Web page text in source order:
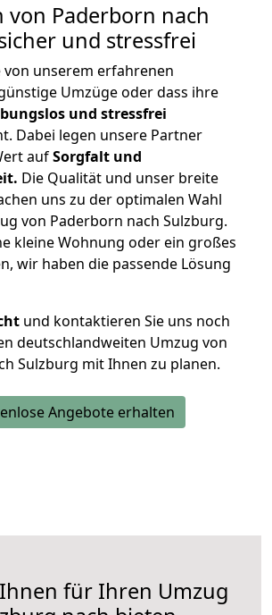
von Paderborn nach
und stressfrei
von unserem erfahrenen
Umzüge oder dass ihre
und stressfrei
Dabei legen unsere Partner
aufSorgfalt und
Die Qualität und unser breite
uns zu der optimalen Wahl
von Paderborn nach Sulzburg.
kleine Wohnung oder ein großes
wir haben die passende Lösung
und kontaktieren Sie uns noch
deutschlandweiten Umzug von
Sulzburg mit Ihnen zu planen.
Angebote erhalten
für Ihren Umzug